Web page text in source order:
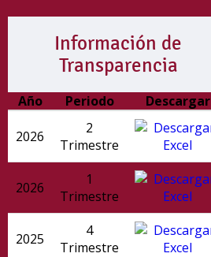
Información de
Transparencia
Año Periodo Descargar
2026
2
Trimestre
2026
1
Trimestre
2025
4
Trimestre